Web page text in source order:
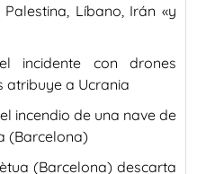
Líbano, Irán «y
incidente con drones
atribuye a Ucrania
incendio de una nave de
(Barcelona)
(Barcelona) descarta